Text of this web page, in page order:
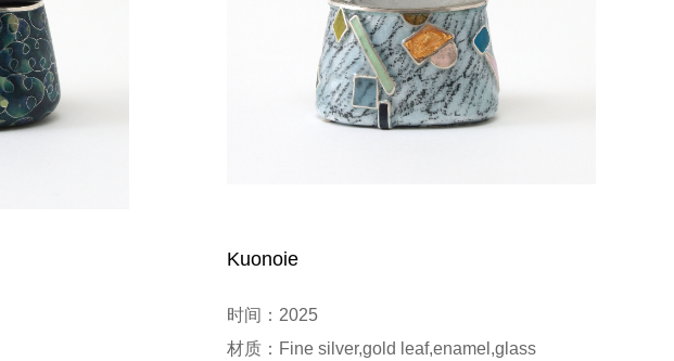
Kuonoie
时间：2025
材质：Fine silver,gold leaf,enamel,glass